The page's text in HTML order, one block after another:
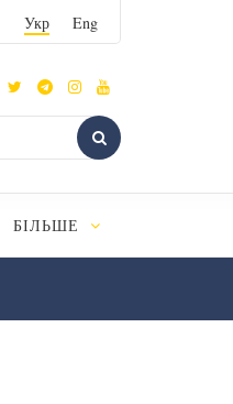
Укр Eng
БІЛЬШЕ